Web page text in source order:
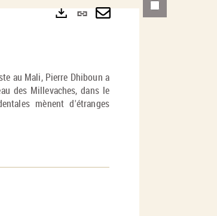
au Mali, Pierre Dhiboun a
des Millevaches, dans le
mènent d'étranges
Lien
fenêtre)
mail